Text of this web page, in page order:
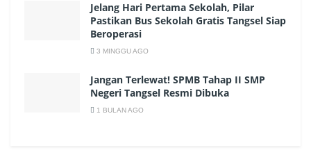
Jelang Hari Pertama Sekolah, Pilar
Pastikan Bus Sekolah Gratis Tangsel Siap
Beroperasi
3 MINGGU AGO
Jangan Terlewat! SPMB Tahap II SMP
Negeri Tangsel Resmi Dibuka
1 BULAN AGO